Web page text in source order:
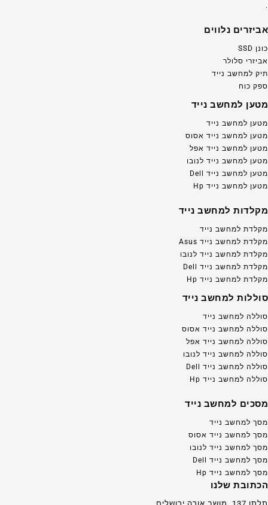
.
אביזרים נלווים
כונן SSD
אביזרי סלולר
תיק למחשב נייד
ספק כוח
מטען למחשב נייד
מטען למחשב נייד
מטען למחשב נייד אסוס
מטען למחשב נייד אפל
מטען למחשב נייד לנובו
מטען למחשב נייד Dell
מטען למחשב נייד Hp
מקלדות למחשב נייד
מקלדת למחשב נייד
מקלדת למחשב נייד Asus
מקלדת למחשב נייד לנובו
מקלדת למחשב נייד Dell
מקלדת למחשב נייד Hp
סוללות למחשב נייד
סוללה למחשב נייד
סוללה למחשב נייד אסוס
סוללה למחשב נייד אפל
סוללה למחשב נייד לנובו
סוללה למחשב נייד Dell
סוללה למחשב נייד Hp
מסכים למחשב נייד
מסך למחשב נייד
מסך למחשב נייד אסוס
מסך למחשב נייד לנובו
מסך למחשב נייד Dell
מסך למחשב נייד Hp
הכתובת שלנו